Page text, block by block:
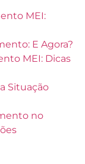
MEI:
E Agora?
MEI: Dicas
Situação
no